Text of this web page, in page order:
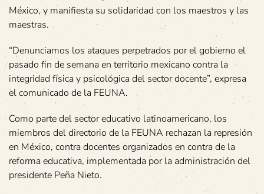
México, y manifiesta su solidaridad con los maestros y las
maestras.
“Denunciamos los ataques perpetrados por el gobierno el
pasado fin de semana en territorio mexicano contra la
integridad física y psicológica del sector docente”, expresa
el comunicado de la FEUNA.
Como parte del sector educativo latinoamericano, los
miembros del directorio de la FEUNA rechazan la represión
en México, contra docentes organizados en contra de la
reforma educativa, implementada por la administración del
presidente Peña Nieto.